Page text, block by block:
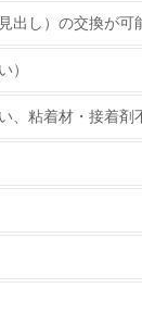
出し）の交換が
）
、粘着材・接着剤